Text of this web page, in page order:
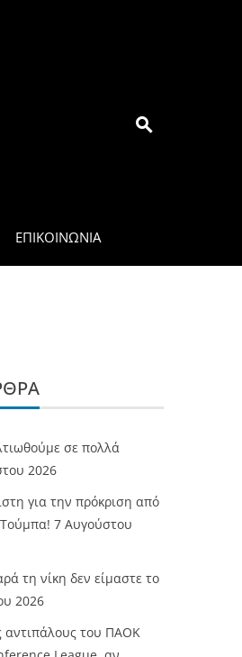
ΕΠΙΚΟΙΝΩΝΊΑ
σε πολλά
2026
για την πρόκριση από
7 Αυγούστου
τη νίκη δεν είμαστε το
2026
αντιπάλους του ΠΑΟΚ